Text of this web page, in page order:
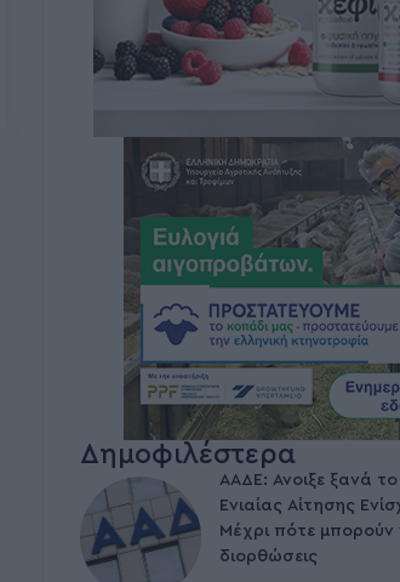
Δημοφιλέστερα
ΑΑΔΕ: Άνοιξε ξανά
Ενιαίας Αίτησης
Μέχρι πότε μπορούν
διορθώσεις